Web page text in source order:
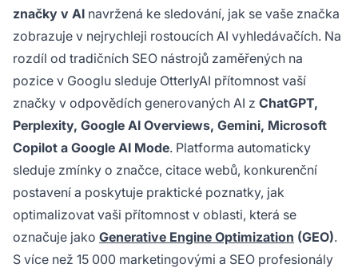
značky v AI navržená ke sledování, jak se vaše značka
zobrazuje v nejrychleji rostoucích AI vyhledávačích. Na
rozdíl od tradičních SEO nástrojů zaměřených na
pozice v Googlu sleduje OtterlyAI přítomnost vaší
značky v odpovědích generovaných AI z ChatGPT,
Perplexity, Google AI Overviews, Gemini, Microsoft
Copilot a Google AI Mode. Platforma automaticky
sleduje zmínky o značce, citace webů, konkurenční
postavení a poskytuje praktické poznatky, jak
optimalizovat vaši přítomnost v oblasti, která se
označuje jako Generative Engine Optimization (GEO).
S více než 15 000 marketingovými a SEO profesionály